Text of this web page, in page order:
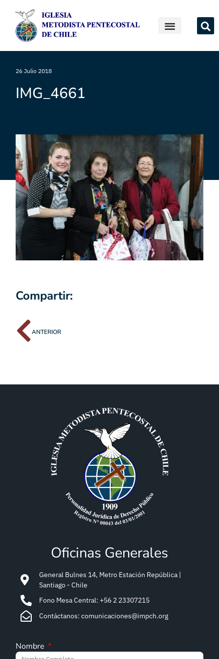
26 Julio 2018
IMG_4661
Compartir:
ANTERIOR
Oficinas Generales
General Bulnes 14, Metro Estación República |
Santiago - Chile
Fono Mesa Central: +56 2 23307215
Contáctanos: comunicaciones@impch.org
Nombre